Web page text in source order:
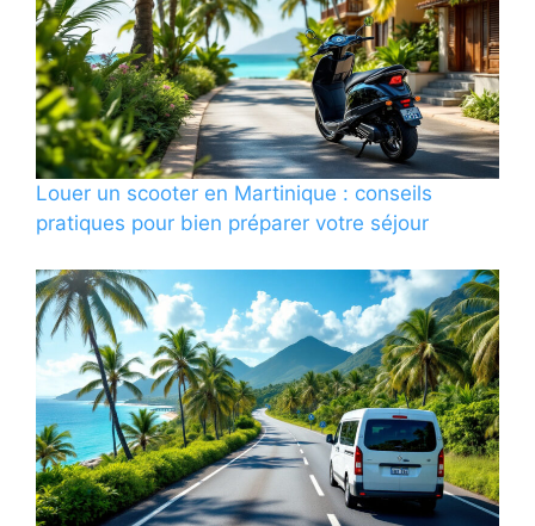
Louer un scooter en Martinique : conseils
pratiques pour bien préparer votre séjour